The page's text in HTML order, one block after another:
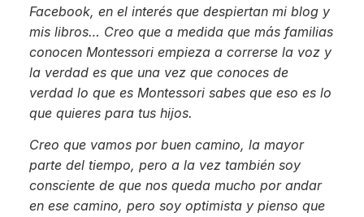
Facebook, en el interés que despiertan mi blog y
mis libros… Creo que a medida que más familias
conocen Montessori empieza a correrse la voz y
la verdad es que una vez que conoces de
verdad lo que es Montessori sabes que eso es lo
que quieres para tus hijos.
Creo que vamos por buen camino, la mayor
parte del tiempo, pero a la vez también soy
consciente de que nos queda mucho por andar
en ese camino, pero soy optimista y pienso que